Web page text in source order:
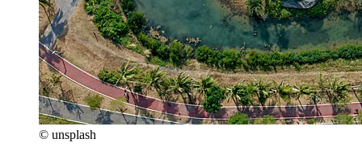
© unsplash